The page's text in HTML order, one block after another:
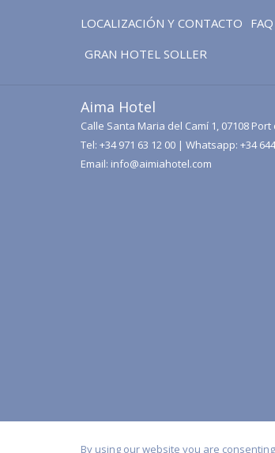
By using our website you are
LOCALIZACIÓN Y CONTACTO FAQ
GRAN HOTEL SOLLER
PESTAÑA
Aima Hotel
Calle Santa Maria del Camí 1, 07108
Tel: +34 971 63 12 00 | Whatsapp: +34
Email: info@aimiahotel.com